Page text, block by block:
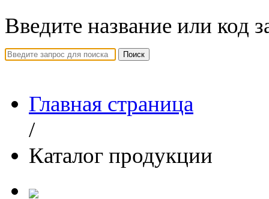
Введите название или код
Поиск
Главная страница
/
Каталог продукции